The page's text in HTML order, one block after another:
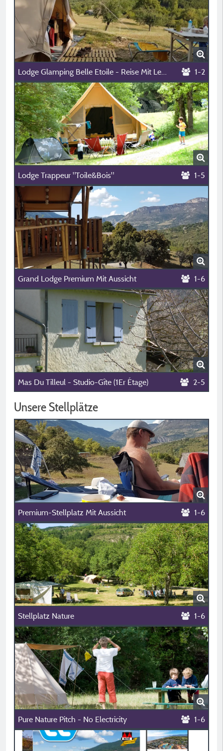
Lodge Glamping Belle Etoile - Reise Mit Leichtem Gepäck: Bett Gemacht Und Handtücher Werden Gestellt 1-2
Lodge Trappeur "Toile&Bois" 1-5
Grand Lodge Premium Mit Aussicht 1-6
Mas Du Tilleul - Studio-Gîte (1Er Étage) 2-5
Unsere Stellplätze
Premium-Stellplatz Mit Aussicht 1-6
Stellplatz Nature 1-6
Pure Nature Pitch - No Electricity 1-6